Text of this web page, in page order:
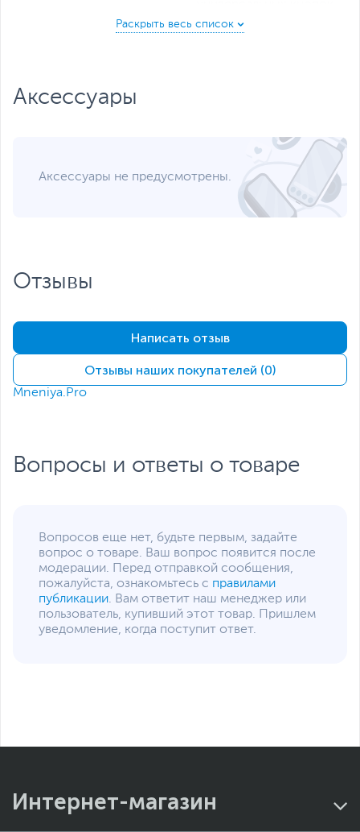
линии
1 коммутируемый 100
широкополосные
кодеки G.722 и Opus
Аудиоконференции (до 3
участников) для удобной
организации
устройств (макс. 500
мА)
Совместимость со
слуховыми аппаратами
Размеры (Ш х В х Г) 21 x 14.7 x 8.9 см
Вес изделия
Вес с упаковкой 0.8 кг
Упаковка RTL
Заводские данные
Срок гарантии (мес.) 12
производителем без отражения в каталоге интернет-магазина.
Аксессуары
Аксессуары не предусмотрены.
Отзывы
Написать отзыв
Отзывы наших покупателей (0)
Mneniya.Pro
Вопросы и ответы о товаре
Вопросов еще нет, будьте первым, задайте
вопрос о товаре. Ваш вопрос появится после
модерации. Перед отправкой сообщения,
пожалуйста, ознакомьтесь с правилами
публикации. Вам ответит наш менеджер или
пользователь, купивший этот товар. Пришлем
уведомление, когда поступит ответ.
Интернет-магазин